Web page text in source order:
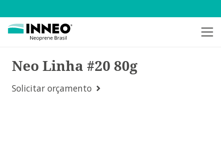
Neo Linha #20 80g
Solicitar orçamento